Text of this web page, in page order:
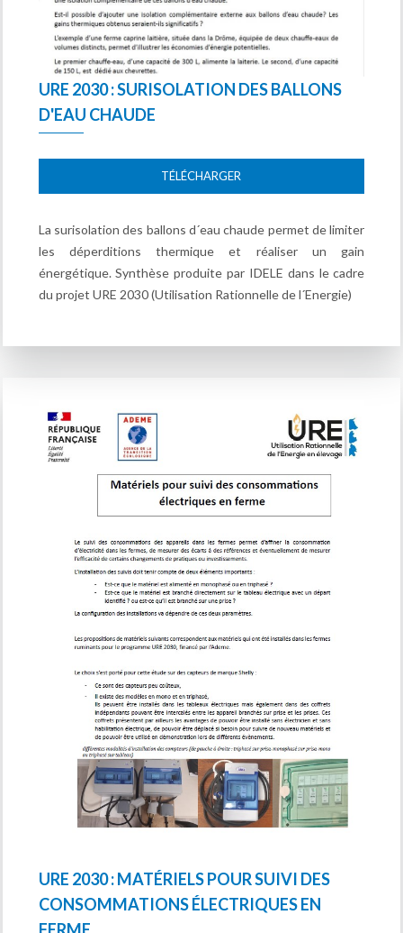
URE 2030 : SURISOLATION DES BALLONS
D'EAU CHAUDE
TÉLÉCHARGER
La surisolation des ballons d´eau chaude permet de limiter
les déperditions thermique et réaliser un gain
énergétique. Synthèse produite par IDELE dans le cadre
du projet URE 2030 (Utilisation Rationnelle de l´Energie)
URE 2030 : MATÉRIELS POUR SUIVI DES
CONSOMMATIONS ÉLECTRIQUES EN